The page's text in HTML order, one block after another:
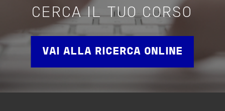
CERCA IL TUO CORSO
VAI ALLA RICERCA ONLINE